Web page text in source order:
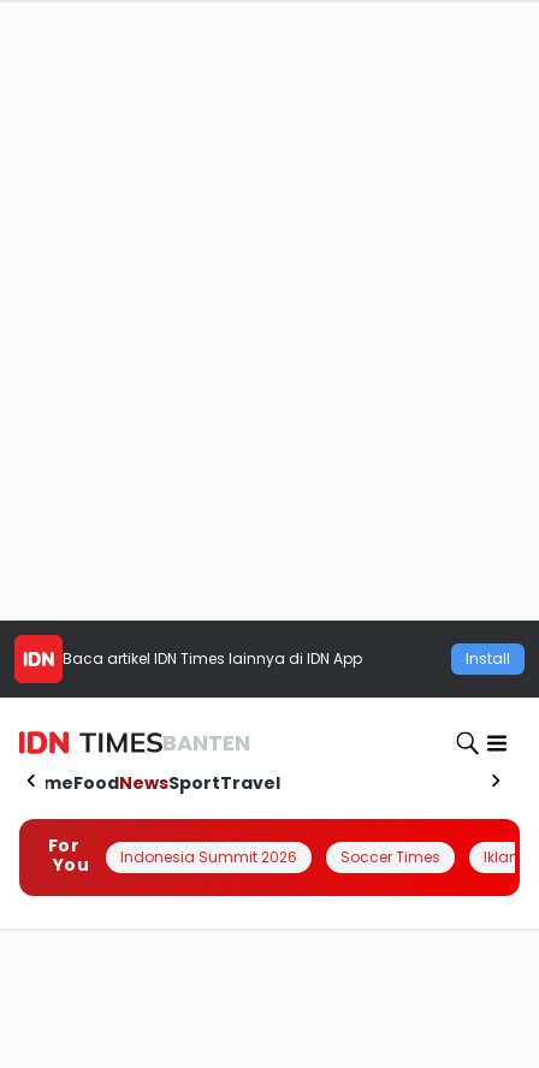
Baca artikel IDN Times lainnya di IDN App Install
BANTEN
HomeFoodNewsSportTravel
For
You
Indonesia Summit 2026 Soccer Times Iklanin